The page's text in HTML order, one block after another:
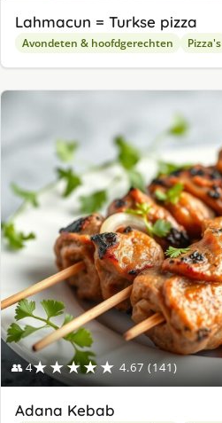
Lahmacun = Turkse pizza
Avondeten & hoofdgerechten Pizza's
👥 4★★★★★ 4.67 (141)
Adana Kebab